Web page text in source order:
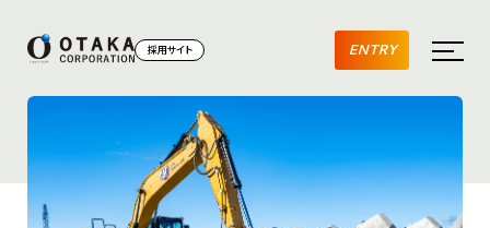
採用サイト ENTRY